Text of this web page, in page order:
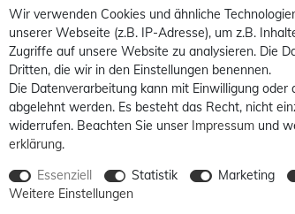
Alle Preise
Wir verwenden Cookies und ähnliche
unserer Webseite (z.B. IP-Adresse), um z.B.
Zugriffe auf unsere Website zu analysieren. Die
Dritten, die wir in den Einstellungen benennen.
Die Datenverarbeitung kann mit Einwilligung
abgelehnt werden. Es besteht das Recht, nicht
widerrufen. Beachten Sie unser Impressum und
erklärung.
Essenziell
Statistik Marketing
Weitere Einstellungen